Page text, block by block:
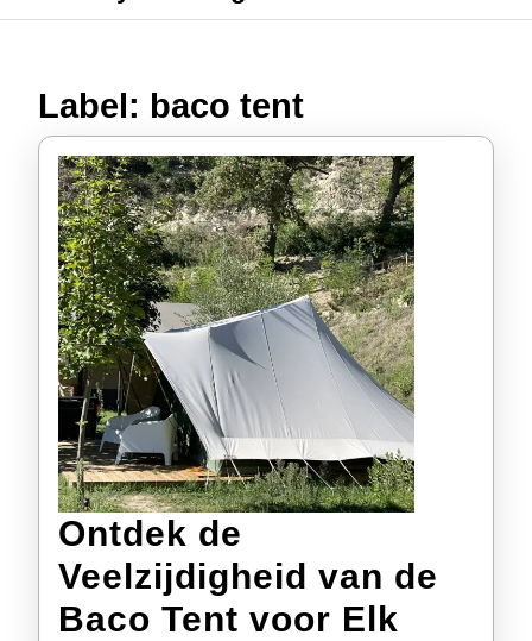
Label: baco tent
Ontdek de
Veelzijdigheid van de
Baco Tent voor Elk